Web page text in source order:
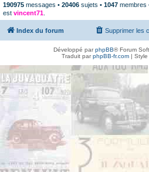
190975 messages • 20406 sujets • 1047 membres
est vincent71
Index du forum Supprimer les
Développé parphpBB® Forum
Traduit parphpBB-fr.com| Style